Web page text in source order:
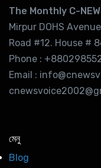
The Monthly C-
Mirpur DOHS
Road #12. House #
Phone :
Email :
মেনু
Blog